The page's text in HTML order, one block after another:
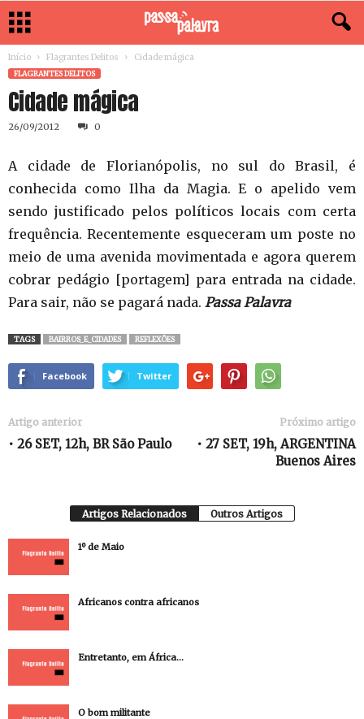
Início Flagrantes Delitos Cidade mágica
FLAGRANTES DELITOS
Cidade mágica
26/09/2012 0
A cidade de Florianópolis, no sul do Brasil, é
conhecida como Ilha da Magia. E o apelido vem
sendo justificado pelos políticos locais com certa
frequência. Recentemente esqueceram um poste no
meio de uma avenida movimentada e agora querem
cobrar pedágio [portagem] para entrada na cidade.
Para sair, não se pagará nada. Passa Palavra
TAGS BAIRROS_E_CIDADES REFLEXÕES
Facebook Twitter
Artigo anterior
• 26 SET, 12h, BR São Paulo
Próximo artigo
• 27 SET, 19h, ARGENTINA
Buenos Aires
Artigos Relacionados Outros Artigos
1º de Maio
Africanos contra africanos
Entretanto, em África…
O bom militante